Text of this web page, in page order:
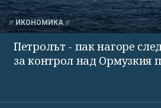
ИКОНОМИКА
Петролът - пак нагоре
за контрол над Ормузкия